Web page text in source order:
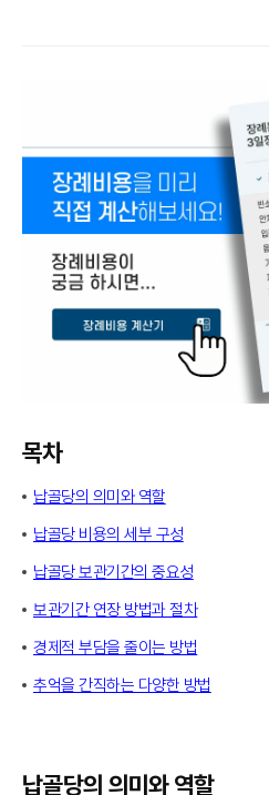
목차
납골당의 의미와 역할
납골당 비용의 세부 구성
납골당 보관기간의 중요성
보관기간 연장 방법과 절차
경제적 부담을 줄이는 방법
추억을 간직하는 다양한 방법
납골당의 의미와 역할